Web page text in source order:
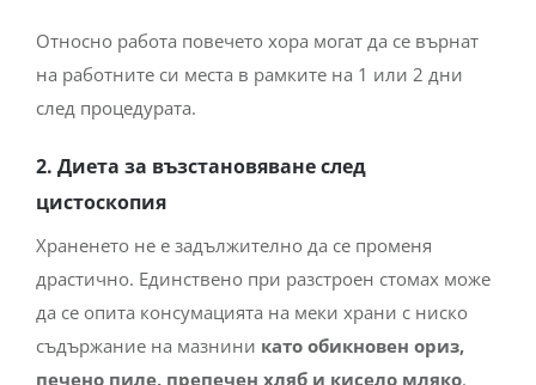
Относно работа повечето хора могат да се върнат
на работните си места в рамките на 1 или 2 дни
след процедурата.
2. Диета за възстановяване след
цистоскопия
Храненето не е задължително да се променя
драстично. Единствено при разстроен стомах може
да се опита консумацията на меки храни с ниско
съдържание на мазнини като обикновен ориз,
печено пиле, препечен хляб и кисело мляко.